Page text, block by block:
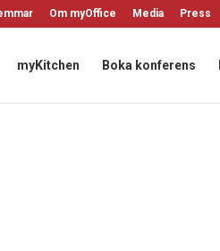
Om myOffice Media Press
myKitchen Boka konferens